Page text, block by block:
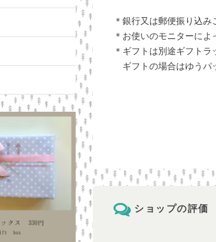
＊銀行又は郵便振り込み
＊お使いのモニターによ
＊ギフトは別途ギフトラ
ギフトの場合はゆうパ
ショップの評価